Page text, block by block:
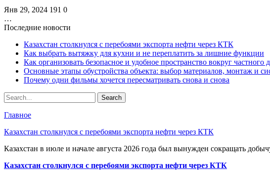
Янв 29, 2024 191 0
…
Последние новости
Казахстан столкнулся с перебоями экспорта нефти через КТК
Как выбрать вытяжку для кухни и не переплатить за лишние функции
Как организовать безопасное и удобное пространство вокруг частного
Основные этапы обустройства объекта: выбор материалов, монтаж и
Почему одни фильмы хочется пересматривать снова и снова
Главное
Казахстан столкнулся с перебоями экспорта нефти через КТК
Казахстан в июле и начале августа 2026 года был вынужден сокращать
Казахстан столкнулся с перебоями экспорта нефти через КТК